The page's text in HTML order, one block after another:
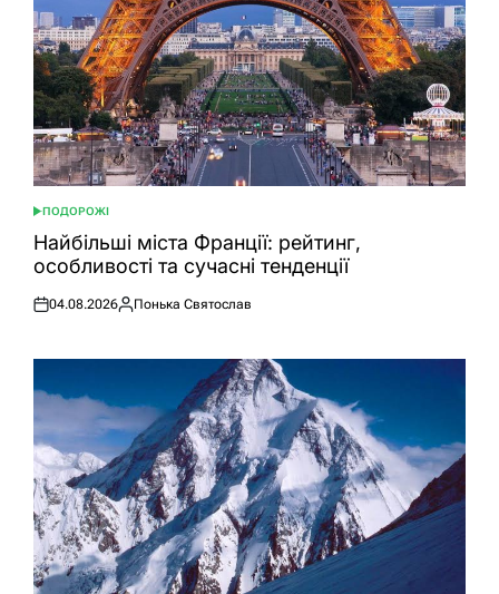
ОПУБЛІКУВАТИ
У
ПОДОРОЖІ
Найбільші міста Франції: рейтинг,
особливості та сучасні тенденції
Оприлюднено
04.08.2026
Опубліковано
Понька Святослав